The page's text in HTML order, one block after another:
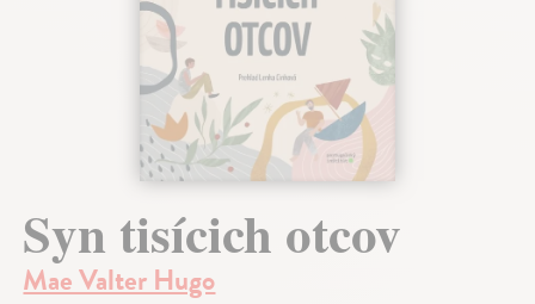
Syn tisícich otcov
Mae Valter Hugo